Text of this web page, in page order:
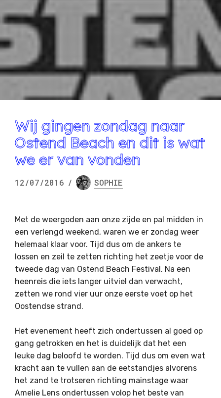
Wij gingen zondag naar
Ostend Beach en dit is wat
we er van vonden
12/07/2016 / SOPHIE
Met de weergoden aan onze zijde en pal midden in
een verlengd weekend, waren we er zondag weer
helemaal klaar voor. Tijd dus om de ankers te
lossen en zeil te zetten richting het zeetje voor de
tweede dag van Ostend Beach Festival. Na een
heenreis die iets langer uitviel dan verwacht,
zetten we rond vier uur onze eerste voet op het
Oostendse strand.
Het evenement heeft zich ondertussen al goed op
gang getrokken en het is duidelijk dat het een
leuke dag beloofd te worden. Tijd dus om even wat
kracht aan te vullen aan de eetstandjes alvorens
het zand te trotseren richting mainstage waar
Amelie Lens ondertussen volop het beste van